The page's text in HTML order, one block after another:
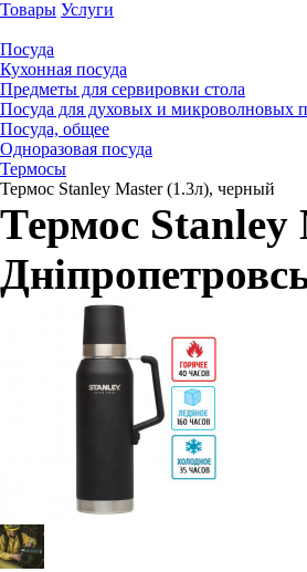
Товары Услуги
Посуда
Кухонная посуда
Предметы для сервировки стола
Посуда для духовых и микроволновых
Посуда, общее
Одноразовая посуда
Термосы
Термос Stanley Master (1.3л), черный
Термос